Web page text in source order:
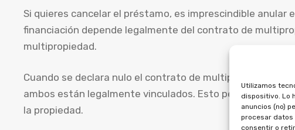
Utilizamos
dispositivo. Lo
anuncios (no)
procesar datos
consentir o
Si quieres cancelar el préstamo, es imprescindible
financiación depende legalmente del contrato de
multipropiedad.
Cuando se declara nulo el contrato de multipropiedad, se
ambos están legalmente vinculados. Esto permite
la propiedad.